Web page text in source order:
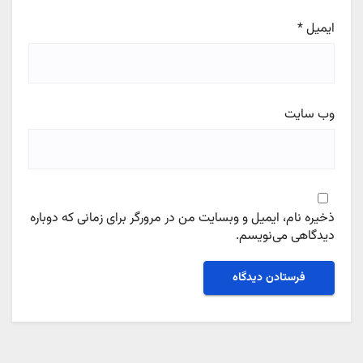
ایمیل*
وب‌ سایت
ذخیره نام، ایمیل و وبسایت من در مرورگر برای زمانی که دوباره
دیدگاهی می‌نویسم.